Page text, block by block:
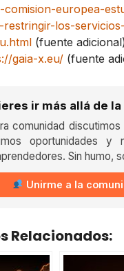
comision-europea-
restringir-los-
(fuente
gaia-x.eu/ (fuente
ir más allá de
comunidad
oportunidades y
Sin humo,
Unirme a la
Relacionados: